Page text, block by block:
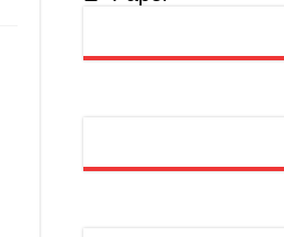
dan Fashion Muslim